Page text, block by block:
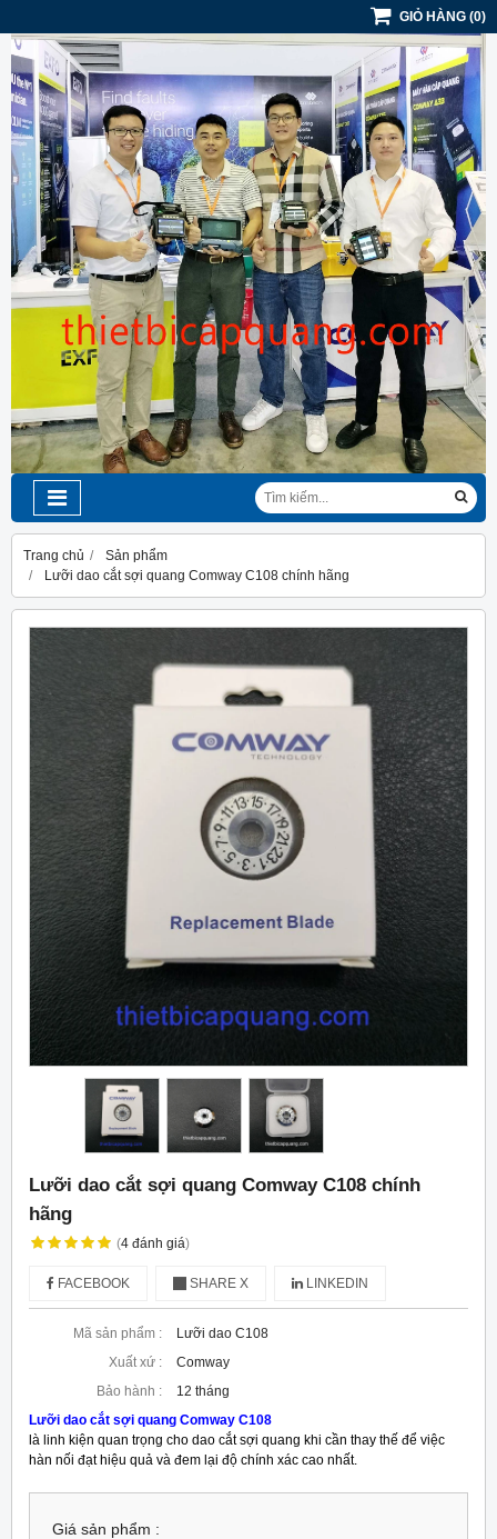
GIỎ HÀNG (0)
Trang chủ
Sản phẩm
Lưỡi dao cắt sợi quang Comway C108 chính hãng
Lưỡi dao cắt sợi quang Comway C108 chính
hãng
(4 đánh giá)
FACEBOOK SHARE X LINKEDIN
Mã sản phẩm :
Lưỡi dao C108
Xuất xứ :
Comway
Bảo hành :
12 tháng
Lưỡi dao cắt sợi quang Comway C108
là linh kiện quan trọng cho dao cắt sợi quang khi cần thay thế để việc
hàn nối đạt hiệu quả và đem lại độ chính xác cao nhất.
Giá sản phẩm :